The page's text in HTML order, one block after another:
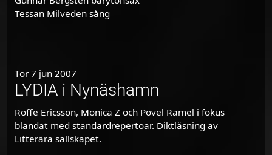
Tessan Milveden sång
Tor 7 jun 2007
LYDIA i Nynäshamn
Roffe Ericsson, Monica Z och Povel Ramel i fokus
blandat med standardrepertoar. Diktläsning av
Litterära sällskapet.